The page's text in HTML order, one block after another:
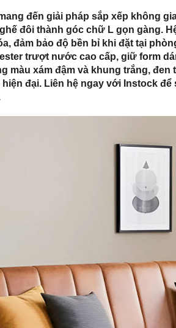
đến giải pháp sắp xếp không
đôi thành góc chữ L gọn gàng.
đảm bảo độ bền bỉ khi đặt tại
trượt nước cao cấp, giữ form
màu xám đậm và khung trắng,
đại. Liên hệ ngay với Instock